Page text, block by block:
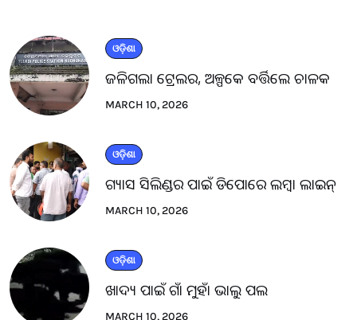
ଓଡ଼ିଶା
ଜଳିଗଲା ଟ୍ରେଲର, ଅଳ୍ପକେ ବର୍ତ୍ତିଲେ ଚାଳକ
MARCH 10, 2026
ଓଡ଼ିଶା
ଗ୍ୟାସ ସିଲିଣ୍ଡର ପାଇଁ ଡିପୋରେ ଲମ୍ବା ଲାଇନ୍
MARCH 10, 2026
ଓଡ଼ିଶା
ଖାଦ୍ୟ ପାଇଁ ଗାଁ ମୁହାଁ ଭାଲୁ ପଲ
MARCH 10, 2026